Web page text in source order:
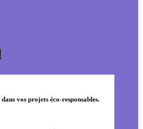
vos projets éco-responsables.